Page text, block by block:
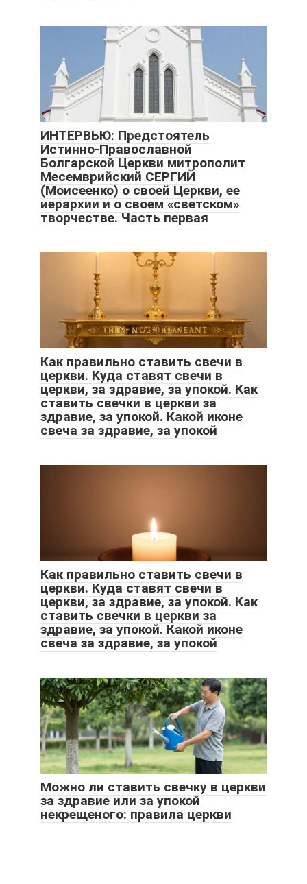
ИНТЕРВЬЮ: Предстоятель
Истинно-Православной
Болгарской Церкви митрополит
Месемврийский СЕРГИЙ
(Моисеенко) о своей Церкви, ее
иерархии и о своем «светском»
творчестве. Часть первая
Как правильно ставить свечи в
церкви. Куда ставят свечи в
церкви, за здравие, за упокой. Как
ставить свечки в церкви за
здравие, за упокой. Какой иконе
свеча за здравие, за упокой
Как правильно ставить свечи в
церкви. Куда ставят свечи в
церкви, за здравие, за упокой. Как
ставить свечки в церкви за
здравие, за упокой. Какой иконе
свеча за здравие, за упокой
Можно ли ставить свечку в церкви
за здравие или за упокой
некрещеного: правила церкви